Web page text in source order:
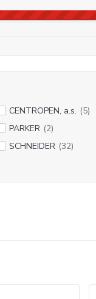
CENTROPEN, a.s. (5)
PARKER (2)
SCHNEIDER (32)